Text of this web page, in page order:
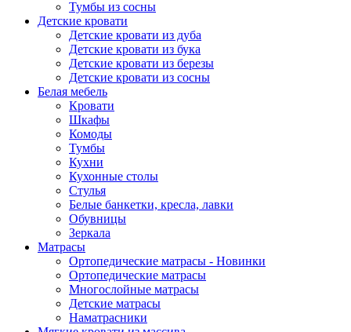
Тумбы из сосны
Детские кровати
Детские кровати из дуба
Детские кровати из бука
Детские кровати из березы
Детские кровати из сосны
Белая мебель
Кровати
Шкафы
Комоды
Тумбы
Кухни
Кухонные столы
Стулья
Белые банкетки, кресла, лавки
Обувницы
Зеркала
Матрасы
Ортопедические матрасы - Новинки
Ортопедические матрасы
Многослойные матрасы
Детские матрасы
Наматрасники